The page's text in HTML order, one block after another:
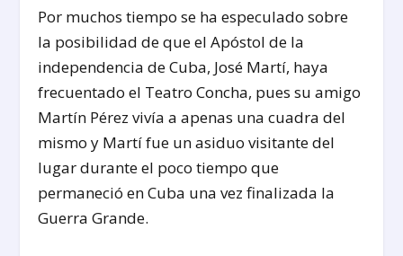
Por muchos tiempo se ha especulado sobre
la posibilidad de que el Apóstol de la
independencia de Cuba, José Martí, haya
frecuentado el Teatro Concha, pues su amigo
Martín Pérez vivía a apenas una cuadra del
mismo y Martí fue un asiduo visitante del
lugar durante el poco tiempo que
permaneció en Cuba una vez finalizada la
Guerra Grande.